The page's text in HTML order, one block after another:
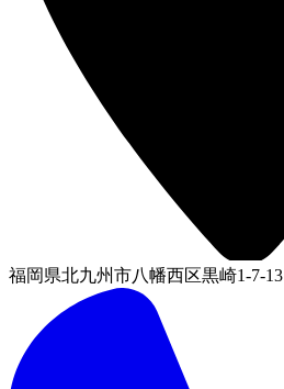
福岡県北九州市八幡西区黒崎1-7-13